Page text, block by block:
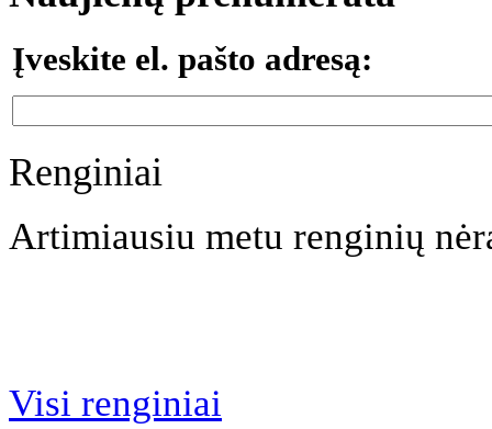
Įveskite el. pašto adresą:
Renginiai
Artimiausiu metu renginių
Visi renginiai